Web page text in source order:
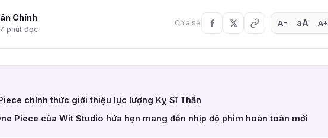
Chính
phút đọc
Chia sẻ A− aA A+
chính thức giới thiệu lực lượng Kỵ Sĩ Thần
Piece của Wit Studio hứa hẹn mang đến nhịp độ phim hoàn toàn mới